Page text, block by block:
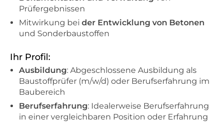
Prüfergebnissen
Mitwirkung bei der Entwicklung von Betonen
und Sonderbaustoffen
Ihr Profil:
Ausbildung: Abgeschlossene Ausbildung als
Baustoffprüfer (m/w/d) oder Berufserfahrung im
Baubereich
Berufserfahrung: Idealerweise Berufserfahrung
in einer vergleichbaren Position oder Erfahrung